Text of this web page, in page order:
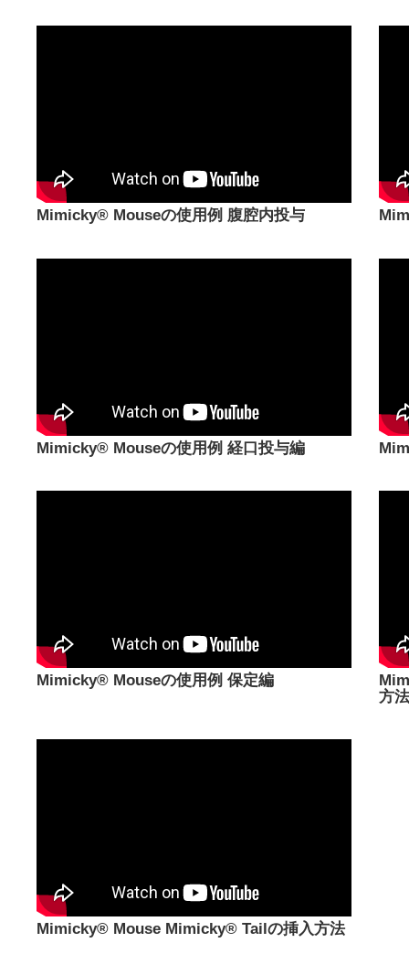
Mimicky® Mouseの使用例 腹腔内投与
Mimicky® Mouseの使用例 経口投与編
Mimicky® Mouseの使用例 保定編
方法
Mimicky® Mouse Mimicky® Tailの挿入方法